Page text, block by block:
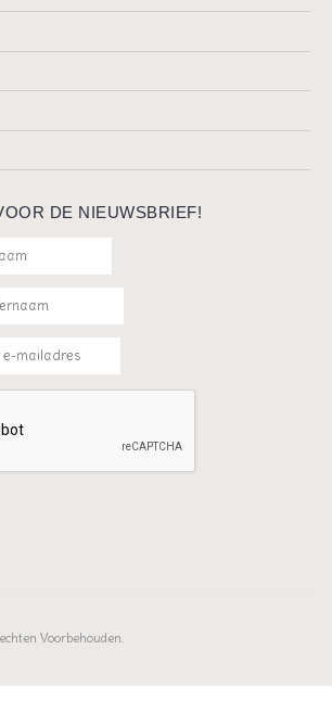
DE NIEUWSBRIEF!
Voorbehouden.